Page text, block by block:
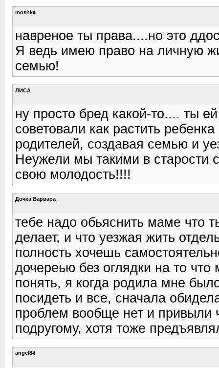
moshka
навреное ты права....но это
Я ведь имею право на личную
семью!
ЛИСА
ну просто бред какой-то.... ты
советовали как растить
родителей, создавая семью и
Неужели мы такими в старости
свою молодость!!!!
Дочка Варвара
тебе надо обьяснить маме что
делает, и что уезжая жить
полность хочешь
дочереью без оглядки на то
понять, я когда родила мне
посидеть и все, сначала
проблем вообще нет и привыли
подругому, хотя тоже
angel84